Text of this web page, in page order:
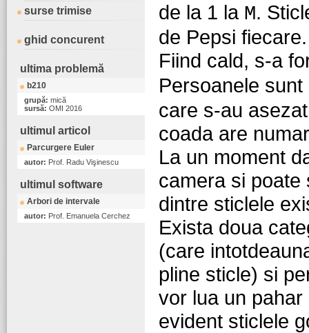
surse trimise
ghid concurent
ultima problemă
b210
grupă: mică
sursă: OMI 2016
ultimul articol
Parcurgere Euler
autor: Prof. Radu Vişinescu
ultimul software
Arbori de intervale
autor: Prof. Emanuela Cerchez
de la 1 la M.
de Pepsi fiecare.
Fiind cald, s-a
Persoanele
care s-au
coada are
La un moment
camera si poate
dintre sticlele
Exista doua
(care
pline sticle) si
vor lua un
evident sticlele